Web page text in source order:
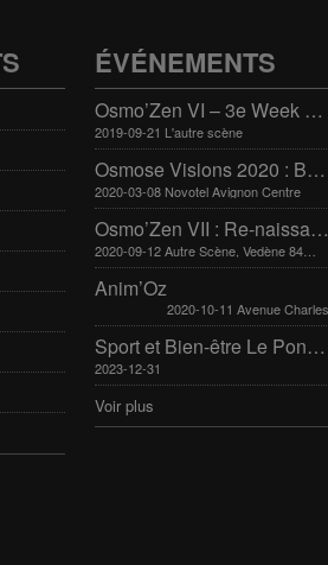
ÉVÉNEMENTS
Osmo’Zen VI – 3e Week end international du bien-être
2019-09-21 L'autre scène
Osmose Visions 2020 : Bien-être et arts divinatoires
2020-03-08 Novotel Avignon Centre
Osmo’Zen VII : Re-naissance
2020-09-12 Autre Scène, Vedène 84270
Anim’Oz
Sport et Bien-être Le Pontet 16-17 mars 2024
2023-12-31
Voir plus